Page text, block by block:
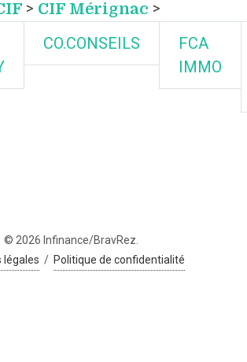
> CIF Mérignac >
CO.CONSEILS
FCA
IMMO
© 2026 Infinance/BravRez.
légales / Politique de confidentialité